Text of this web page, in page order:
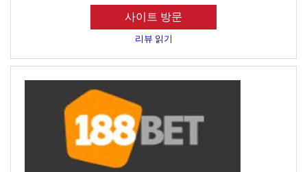
사이트 방문
리뷰 읽기